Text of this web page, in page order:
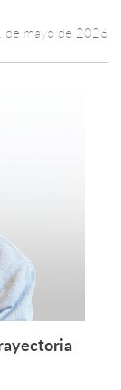
de mayo de 2026
más +